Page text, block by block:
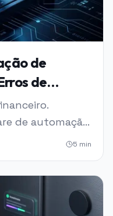
de
de
Negócio
de automação
erros de fatura
5 min